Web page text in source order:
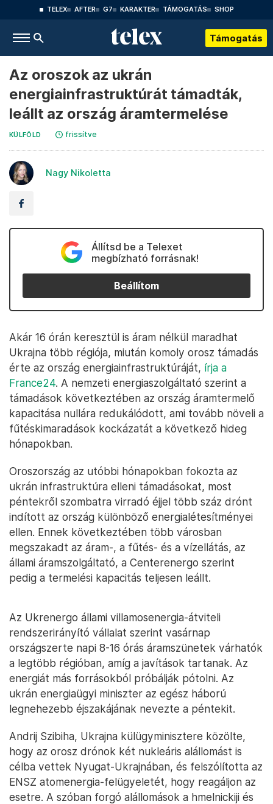
TELEX AFTER G7 KARAKTER TÁMOGATÁS SHOP
Támogatás
Az oroszok az ukrán
energiainfrastruktúrát támadták,
leállt az ország áramtermelése
KÜLFÖLD frissítve
Nagy Nikoletta
Állítsd be a Telexet
megbízható forrásnak!
Beállítom
Akár 16 órán keresztül is áram nélkül maradhat
Ukrajna több régiója, miután komoly orosz támadás
érte az ország energiainfrastruktúráját, írja a
France24. A nemzeti energiaszolgáltató szerint a
támadások következtében az ország áramtermelő
kapacitása nullára redukálódott, ami tovább növeli a
fűtéskimaradások kockázatát a következő hideg
hónapokban.
Oroszország az utóbbi hónapokban fokozta az
ukrán infrastruktúra elleni támadásokat, most
péntekről szombatra virradó éjjel több száz drónt
indított az ország különböző energialétesítményei
ellen. Ennek következtében több városban
megszakadt az áram-, a fűtés- és a vízellátás, az
állami áramszolgáltató, a Centerenergo szerint
pedig a termelési kapacitás teljesen leállt.
Az Ukrenergo állami villamosenergia-átviteli
rendszerirányító vállalat szerint vasárnap
országszerte napi 8-16 órás áramszünetek várhatók
a legtöbb régióban, amíg a javítások tartanak. Az
energiát más forrásokból próbálják pótolni. Az
ukrán energiaügyi miniszter az egész háború
legnehezebb éjszakájának nevezte a péntekit.
Andrij Szibiha, Ukrajna külügyminisztere közölte,
hogy az orosz drónok két nukleáris alállomást is
célba vettek Nyugat-Ukrajnában, és felszólította az
ENSZ atomenergia-felügyeletét, hogy reagáljon az
esetre. A szóban forgó alállomások a hmelnickiji és